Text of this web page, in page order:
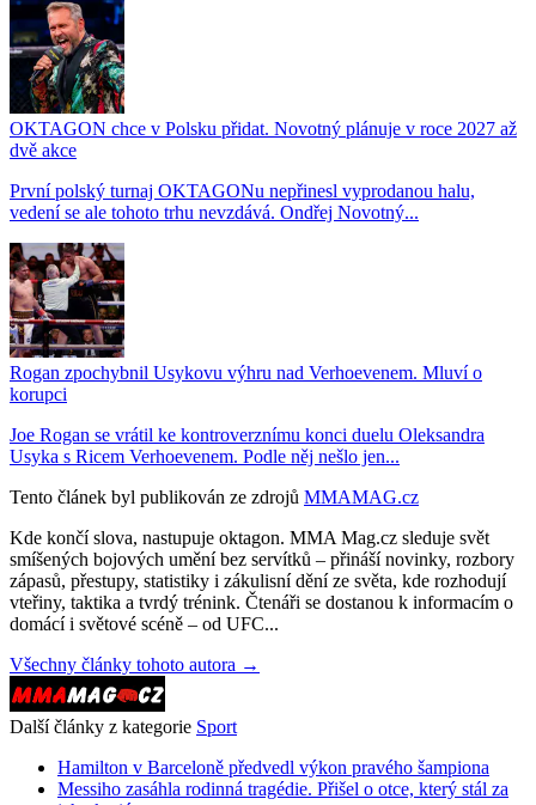
OKTAGON chce v Polsku přidat. Novotný plánuje v roce 2027 až
dvě akce
První polský turnaj OKTAGONu nepřinesl vyprodanou halu,
vedení se ale tohoto trhu nevzdává. Ondřej Novotný...
Rogan zpochybnil Usykovu výhru nad Verhoevenem. Mluví o
korupci
Joe Rogan se vrátil ke kontroverznímu konci duelu Oleksandra
Usyka s Ricem Verhoevenem. Podle něj nešlo jen...
Tento článek byl publikován ze zdrojů MMAMAG.cz
Kde končí slova, nastupuje oktagon. MMA Mag.cz sleduje svět
smíšených bojových umění bez servítků – přináší novinky, rozbory
zápasů, přestupy, statistiky i zákulisní dění ze světa, kde rozhodují
vteřiny, taktika a tvrdý trénink. Čtenáři se dostanou k informacím o
domácí i světové scéně – od UFC...
Všechny články tohoto autora →
Další články z kategorie Sport
Hamilton v Barceloně předvedl výkon pravého šampiona
Messiho zasáhla rodinná tragédie. Přišel o otce, který stál za